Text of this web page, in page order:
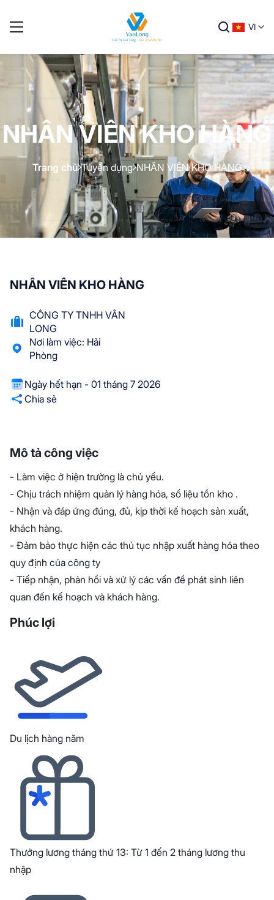
VI
NHÂN VIÊN KHO HÀNG
Trang chủ Tuyển dụng NHÂN VIÊN KHO HÀNG
NHÂN VIÊN KHO HÀNG
CÔNG TY TNHH VÂN
LONG
Nơi làm việc: Hải
Phòng
Ngày hết hạn - 01 tháng 7 2026
Chia sẻ
Mô tả công việc
- Làm việc ở hiện trường là chủ yếu.
- Chịu trách nhiệm quản lý hàng hóa, số liệu tồn kho .
- Nhận và đáp ứng đúng, đủ, kịp thời kế hoạch sản xuất,
khách hàng.
- Đảm bảo thực hiện các thủ tục nhập xuất hàng hóa theo
quy định của công ty
- Tiếp nhận, phản hồi và xử lý các vấn đề phát sinh liên
quan đến kế hoạch và khách hàng.
Phúc lợi
Du lịch hàng năm
Thưởng lương tháng thứ 13: Từ 1 đến 2 tháng lương thu
nhập